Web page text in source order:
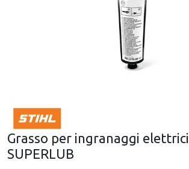
Grasso per ingranaggi elettrici
SUPERLUB